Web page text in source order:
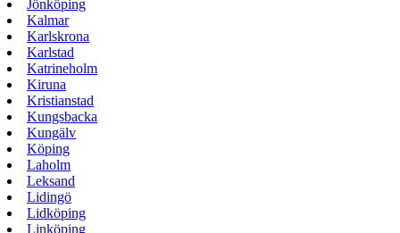
Jönköping
Kalmar
Karlskrona
Karlstad
Katrineholm
Kiruna
Kristianstad
Kungsbacka
Kungälv
Köping
Laholm
Leksand
Lidingö
Lidköping
Linköping